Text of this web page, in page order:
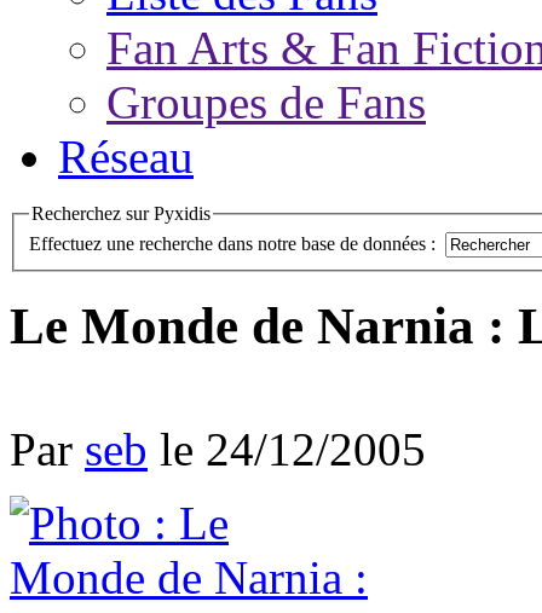
Fan Arts & Fan
Groupes de Fans
Réseau
Recherchez sur Pyxidis
Effectuez une recherche dans notre base de données :
Le Monde de Narnia :
Par seb le 24/12/2005